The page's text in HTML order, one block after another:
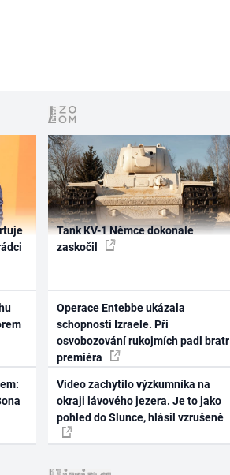
Tank KV-1 Němce dokonale
zaskočil
Operace Entebbe ukázala
schopnosti Izraele. Při
osvobozování rukojmích padl bratr
premiéra
Video zachytilo výzkumníka na
okraji lávového jezera. Je to jako
pohled do Slunce, hlásil vzrušeně